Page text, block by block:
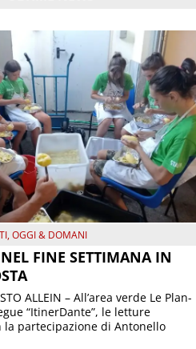
,OGGI & DOMANI
NEL FINE SETTIMANA IN
ALLEIN – All’area verde Le Plan-
“ItinerDante”, le letture
la partecipazione di Antonello